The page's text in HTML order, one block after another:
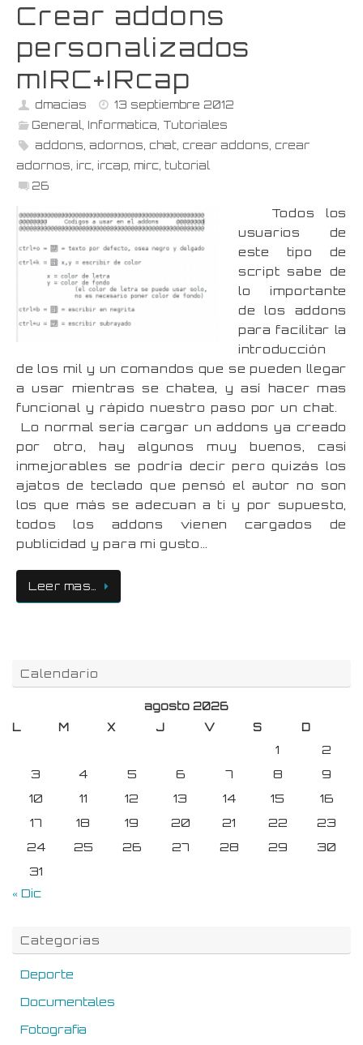
Crear addons
personalizados
mIRC+IRcap
dmacias
13 septiembre 2012
General, Informatica, Tutoriales
addons, adornos, chat, crear addons, crear
adornos, irc, ircap, mirc, tutorial
26
Todos los
usuarios de
este tipo de
script sabe de
lo importante
de los addons
para facilitar la
introducción
de los mil y un comandos que se pueden llegar
a usar mientras se chatea, y así hacer mas
funcional y rápido nuestro paso por un chat.
Lo normal sería cargar un addons ya creado
por otro, hay algunos muy buenos, casi
inmejorables se podría decir pero quizás los
ajatos de teclado que pensó el autor no son
los que más se adecuan a ti y por supuesto,
todos los addons vienen cargados de
publicidad y para mi gusto…
Leer mas…
Calendario
agosto 2026
L
M X J V S D
1
2
3
4 5 6 7 8
9
10
11 12 13 14 15
16
17
18 19 20 21 22
23
24
25 26 27 28 29
30
31
« Dic
Categorias
Deporte
Documentales
Fotografia